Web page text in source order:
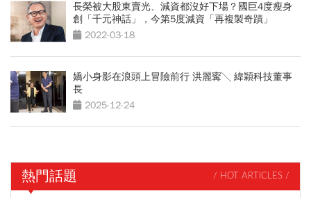
長榮被大股東賣光、減資都沒好下場？國巨4度瘦身
創「千元神話」，今第5度減資「再複製奇蹟」
2022-03-18
嬌小身影在浪頭上冒險前行 洪麗寗╲ 緯穎科技董事
長
2025-12-24
熱門話題 / HOT ARTICLES /